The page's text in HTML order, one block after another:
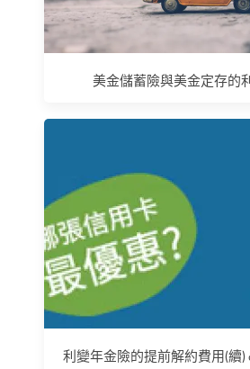
美金儲蓄險與美金定存的
利變年金險的提前解約費用(續)